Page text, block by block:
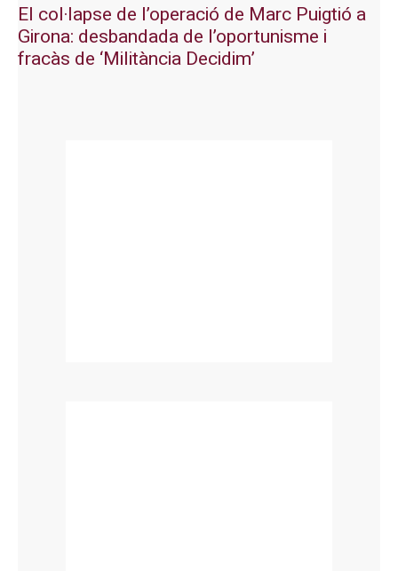
El col·lapse de l’operació de Marc Puigtió a
Girona: desbandada de l’oportunisme i
fracàs de ‘Militància Decidim’